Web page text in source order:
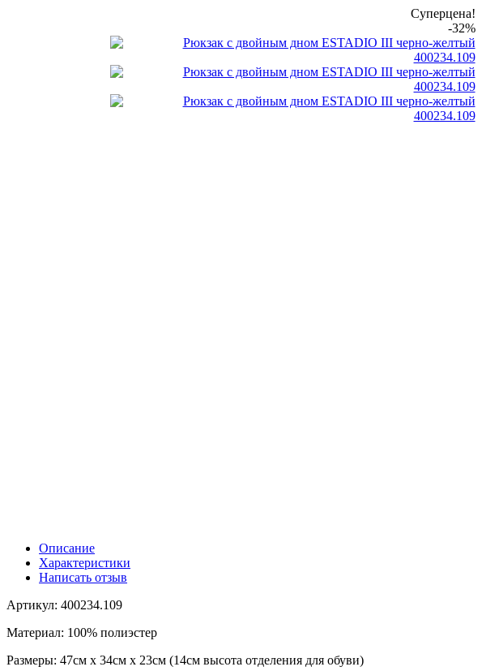
Суперцена!
-32%
Описание
Характеристики
Написать отзыв
Артикул: 400234.109
Материал: 100% полиэстер
Размеры: 47см х 34см х 23см (14см высота отделения для обуви)